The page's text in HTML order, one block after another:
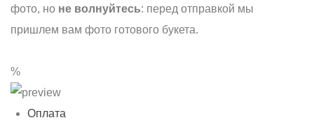
фото, но не волнуйтесь: перед отправкой мы
пришлем вам фото готового букета.
%
Оплата